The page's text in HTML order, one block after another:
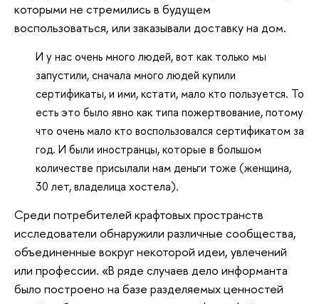
которыми не стремились в будущем
воспользоваться, или заказывали доставку на дом.
И у нас очень много людей, вот как только мы
запустили, сначала много людей купили
сертификаты, и ими, кстати, мало кто пользуется. То
есть это было явно как типа пожертвование, потому
что очень мало кто воспользовался сертификатом за
год. И были иностранцы, которые в большом
количестве присылали нам деньги тоже (женщина,
30 лет, владелица хостела).
Среди потребителей крафтовых пространств
исследователи обнаружили различные сообщества,
объединенные вокруг некоторой идеи, увлечений
или профессии. «В ряде случаев дело информанта
было построено на базе разделяемых ценностей